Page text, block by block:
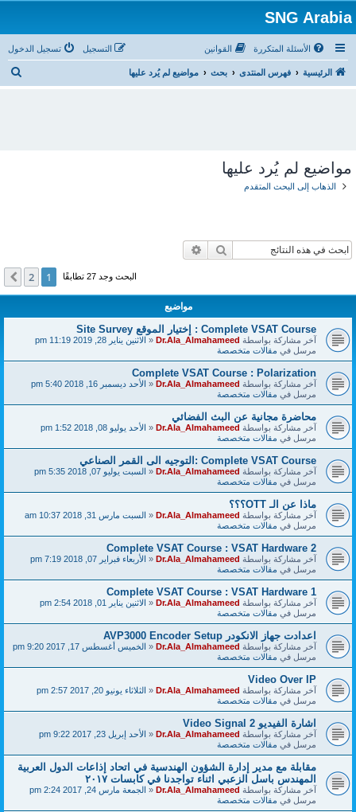
SNG Arabia
الأسئلة المتكررة القوانين تسجيل الدخول التسجيل
الرئيسية فهرس المنتدى بحث مواضيع لم يُرد عليها
ب
مواضيع لم يُرد عليها
الذهاب إلى البحث المتقدم
بحث
البحث وجد 27 تطابقًا 1
2 التالي
مواضيع
Complete VSAT Course : إختيار الموقع Site Survey
آخر مشاركة بواسطةDr.Ala_Almahameed
«الاثنين يناير 28, 2019 11:19 pm
مرسل فيمقالات متخصصة
Complete VSAT Course : Polarization
آخر مشاركة بواسطةDr.Ala_Almahameed
«الأحد ديسمبر 16, 2018 5:40 pm
مرسل فيمقالات متخصصة
محاضرة مجانية عن البث الفضائي
آخر مشاركة بواسطةDr.Ala_Almahameed
«الأحد يوليو 08, 2018 1:52 pm
مرسل فيمقالات متخصصة
Complete VSAT Course :التوجيه الى القمر الصناعي
آخر مشاركة بواسطةDr.Ala_Almahameed
«السبت يوليو 07, 2018 5:35 pm
مرسل فيمقالات متخصصة
ماذا عن الـ OTT؟؟؟
آخر مشاركة بواسطةDr.Ala_Almahameed
«السبت مارس 31, 2018 10:37 am
مرسل فيمقالات متخصصة
Complete VSAT Course : VSAT Hardware 2
آخر مشاركة بواسطةDr.Ala_Almahameed
«الأربعاء فبراير 07, 2018 7:19 pm
مرسل فيمقالات متخصصة
Complete VSAT Course : VSAT Hardware 1
آخر مشاركة بواسطةDr.Ala_Almahameed
«الاثنين يناير 01, 2018 2:54 pm
مرسل فيمقالات متخصصة
اعدادت جهاز الانكودر AVP3000 Encoder Setup
آخر مشاركة بواسطةDr.Ala_Almahameed
«الخميس أغسطس 17, 2017 9:20 pm
مرسل فيمقالات متخصصة
Video Over IP
آخر مشاركة بواسطةDr.Ala_Almahameed
«الثلاثاء يونيو 20, 2017 2:57 pm
مرسل فيمقالات متخصصة
اشارة الفيديو Video Signal 2
آخر مشاركة بواسطةDr.Ala_Almahameed
«الأحد إبريل 23, 2017 9:22 pm
مرسل فيمقالات متخصصة
مقابلة مع مدير إدارة الشؤون الهندسية في اتحاد إذاعات الدول العربية
المهندس باسل الزعبي اثناء تواجدنا في كابسات ٢٠١٧
آخر مشاركة بواسطةDr.Ala_Almahameed
«الجمعة مارس 24, 2017 2:24 pm
مرسل فيمقالات متخصصة